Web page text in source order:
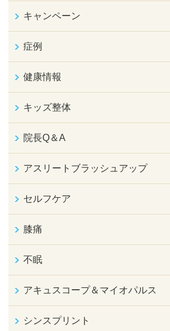
キャンペーン
症例
健康情報
キッズ整体
院長Q＆A
アスリートブラッシュアップ
セルフケア
膝痛
不眠
アキュスコープ＆マイオパルス
シンスプリント